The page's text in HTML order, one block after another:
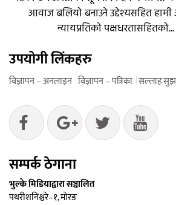
आवाज बलियो बनाउने उद्देश्यसहित
न्यायप्रतिको पक्षधरतासहितको...
उपयोगी लिंकहरु
विज्ञापन – अनलाइन विज्ञापन – पत्रिका सल्लाह
सम्पर्क ठेगाना
भुल्के मिडियाद्वारा सञ्चालित
पथरीशनिश्चरे–१, मोरङ